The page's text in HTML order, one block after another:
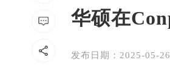
华硕在
发布日期：2025-05-